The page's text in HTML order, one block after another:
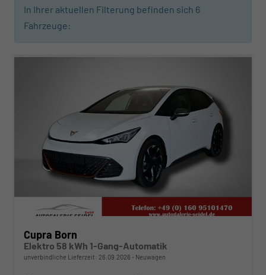
In Ihrer aktuellen Filterung befinden sich 6
Fahrzeuge:
ab 373,– € mtl.
Cupra Born
Elektro 58 kWh 1-Gang-Automatik
unverbindliche Lieferzeit: 26.09.2026 Neuwagen